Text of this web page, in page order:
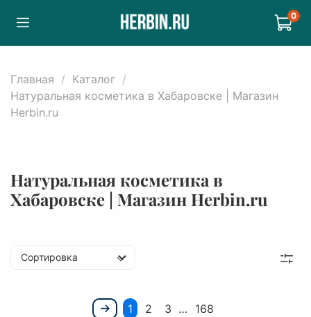
0
Главная
Каталог
Натуральная косметика в Хабаровске | Магазин
Herbin.ru
Натуральная косметика в
Хабаровске | Магазин Herbin.ru
1 2 3 … 168
Сортировка